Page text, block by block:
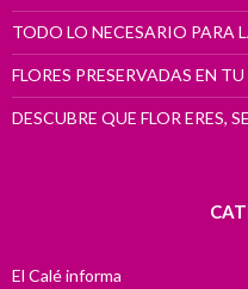
TODO LO NECESARIO PARA
FLORES PRESERVADAS EN
DESCUBRE QUE FLOR ERES,
El Calé informa